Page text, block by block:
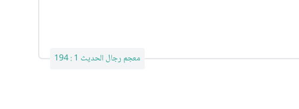
معجم رجال الحديث 1 : 194